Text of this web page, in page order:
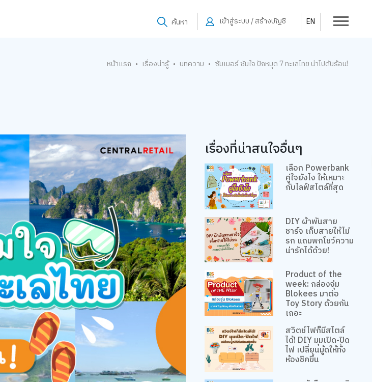
ค้นหา เข้าสู่ระบบ / สร้างบัญชี EN
หน้าแรก • เรื่องน่ารู้ • บทความ • ซัมเมอร์ ซัมใจ ปักหมุด 7 ทะเลไทย น่าไปดับร้อน!
เรื่องที่น่าสนใจอื่นๆ
เลือก Powerbank
คู่ใจยังไง ให้เหมาะ
กับไลฟ์สไตล์ที่สุด
DIY ผ้าพันสาย
ชาร์จ เก็บสายให้ไม่
รก แถมพกโชว์ความ
น่ารักได้ด้วย!
Product of the
week: กล่องจุ่ม
Blokees มาต่อ
Toy Story ด้วยกัน
เถอะ
สวิตช์ไฟก็มีสไตล์
ได้! DIY มุมเปิด-ปิด
ไฟ เปลี่ยนมู้ดให้ทั้ง
ห้องชิคขึ้น